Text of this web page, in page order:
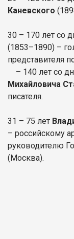
Каневского
30 – 170 лет со
(1853–1890) –
представителя
– 140 лет со
Михайловича
писателя.
31 – 75 лет
– российскому
руководителю
(Москва).